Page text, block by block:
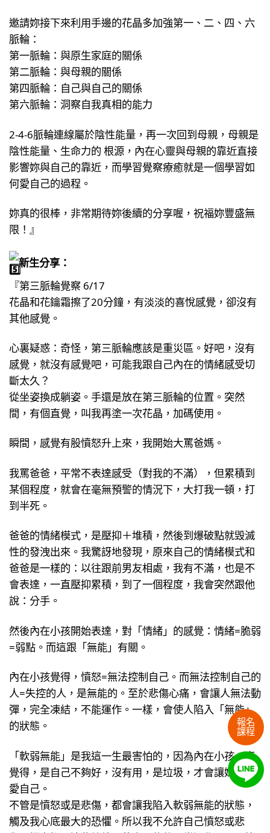
邀請妳接下來利用手邊的花晶多加強第一、二、四、六
脈輪：
第一脈輪：與原生家庭的關係
第二脈輪：與母親的關係
第四脈輪：自己與自己的關係
第六脈輪：洞察自我真相的能力
2-4-6脈輪連線屬於陰性能量，再一次回到母親，母親是
陰性能量、生命力的 根源，內在心靈與母親的靠近直接
影響妳與自己的靠近，而學習覺察療癒就是一個學習如
何愛自己的過程。
妳真的很棒，非常期待妳後續的分享喔，祝福妳豐盛無
限！』
新生分享：
『第三脈輪覺察 6/17
花晶和花鑰霜擦了20分鐘，有淡淡的喜悅感覺，卻沒有
其他感覺。
心裏疑惑：奇怪，第三脈輪應該是重災區。好吧，沒有
感覺，就沒有感覺吧，可能我跟自己內在的情緒感受切
斷太久？
從坐姿換成躺姿。手還是放在第三脈輪的位置。突然
間，有個直覺，叫我再塗一次花晶，加碼使用。
瞬間，感覺有股憤怒升上來，我開始大罵爸媽。
我罵爸爸，平常不表達感受（對我的不滿），但累積到
某個程度，就會在毫無預警的情況下，大打我一頓，打
到半死。
爸爸的情緒模式，是壓抑＋堆積，然後到爆破點就毁滅
性的發洩出來。我驚訝地發現，原來自己的情緒模式和
爸爸是一樣的：以往跟前男友相處，我有不滿，也是不
會表達，一直壓抑累積，到了一個程度，我會突然跟他
說：分手。
然後內在小孩開始表達，對「情緒」的感覺：情緒=脆弱
=弱點。而這跟「無能」有關。
內在小孩覺得，憤怒=無法控制自己。而無法控制自己的
人=失控的人，是無能的。至於悲傷心痛，會讓人無法動
彈，完全凍結，不能運作。一樣，會使人陷入「無能」
的狀態。
「軟弱無能」是我這一生最害怕的，因為內在小孩一直
覺得，是自己不夠好，沒有用，是垃圾，才會讓媽媽不
愛自己。
不管是憤怒或是悲傷，都會讓我陷入軟弱無能的狀態，
觸及我心底最大的恐懼。所以我不允許自己憤怒或悲
報名
課程